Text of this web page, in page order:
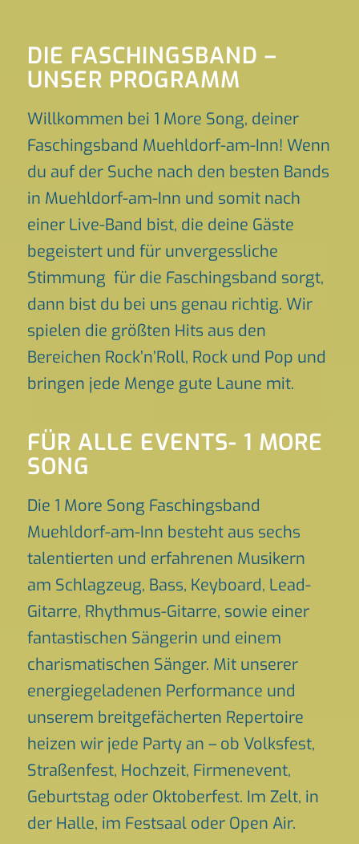
DIE FASCHINGSBAND –
UNSER PROGRAMM
Willkommen bei 1 More Song, deiner
Faschingsband Muehldorf-am-Inn! Wenn
du auf der Suche nach den besten Bands
in Muehldorf-am-Inn und somit nach
einer Live-Band bist, die deine Gäste
begeistert und für unvergessliche
Stimmung für die Faschingsband sorgt,
dann bist du bei uns genau richtig. Wir
spielen die größten Hits aus den
Bereichen Rock’n’Roll, Rock und Pop und
bringen jede Menge gute Laune mit.
FÜR ALLE EVENTS- 1 MORE
SONG
Die 1 More Song Faschingsband
Muehldorf-am-Inn besteht aus sechs
talentierten und erfahrenen Musikern
am Schlagzeug, Bass, Keyboard, Lead-
Gitarre, Rhythmus-Gitarre, sowie einer
fantastischen Sängerin und einem
charismatischen Sänger. Mit unserer
energiegeladenen Performance und
unserem breitgefächerten Repertoire
heizen wir jede Party an – ob Volksfest,
Straßenfest, Hochzeit, Firmenevent,
Geburtstag oder Oktoberfest. Im Zelt, in
der Halle, im Festsaal oder Open Air.